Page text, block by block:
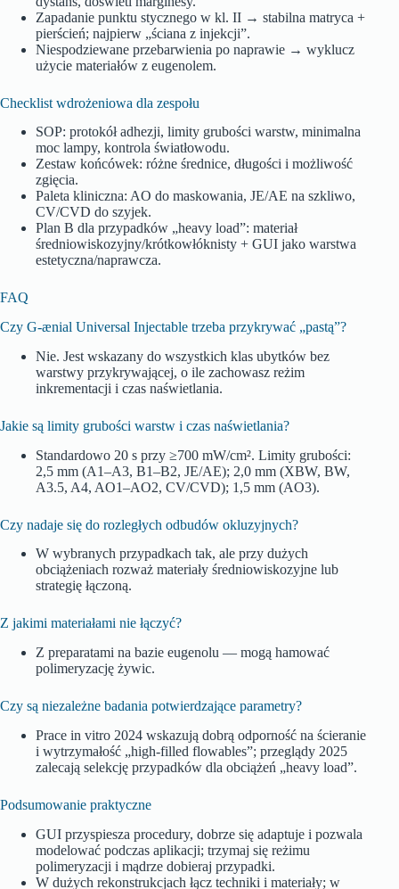
Zapadanie punktu stycznego w kl. II → stabilna matryca +
pierścień; najpierw „ściana z injekcji”.
Niespodziewane przebarwienia po naprawie → wyklucz
użycie materiałów z eugenolem.
Checklist wdrożeniowa dla zespołu
SOP: protokół adhezji, limity grubości warstw, minimalna
moc lampy, kontrola światłowodu.
Zestaw końcówek: różne średnice, długości i możliwość
zgięcia.
Paleta kliniczna: AO do maskowania, JE/AE na szkliwo,
CV/CVD do szyjek.
Plan B dla przypadków „heavy load”: materiał
średniowiskozyjny/krótkowłóknisty + GUI jako warstwa
estetyczna/naprawcza.
FAQ
Czy G‑ænial Universal Injectable trzeba przykrywać „pastą”?
Nie. Jest wskazany do wszystkich klas ubytków bez
warstwy przykrywającej, o ile zachowasz reżim
inkrementacji i czas naświetlania.
Jakie są limity grubości warstw i czas naświetlania?
Standardowo 20 s przy ≥700 mW/cm². Limity grubości:
2,5 mm (A1–A3, B1–B2, JE/AE); 2,0 mm (XBW, BW,
A3.5, A4, AO1–AO2, CV/CVD); 1,5 mm (AO3).
Czy nadaje się do rozległych odbudów okluzyjnych?
W wybranych przypadkach tak, ale przy dużych
obciążeniach rozważ materiały średniowiskozyjne lub
strategię łączoną.
Z jakimi materiałami nie łączyć?
Z preparatami na bazie eugenolu — mogą hamować
polimeryzację żywic.
Czy są niezależne badania potwierdzające parametry?
Prace in vitro 2024 wskazują dobrą odporność na ścieranie
i wytrzymałość „high‑filled flowables”; przeglądy 2025
zalecają selekcję przypadków dla obciążeń „heavy load”.
Podsumowanie praktyczne
GUI przyspiesza procedury, dobrze się adaptuje i pozwala
modelować podczas aplikacji; trzymaj się reżimu
polimeryzacji i mądrze dobieraj przypadki.
W dużych rekonstrukcjach łącz techniki i materiały; w